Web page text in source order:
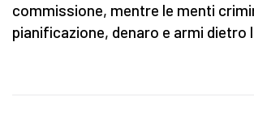
commissione, mentre le menti
pianificazione, denaro e armi dietro